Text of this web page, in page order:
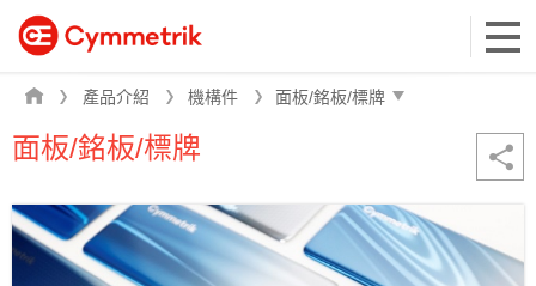
產品介紹 機構件
面板/銘板/標牌